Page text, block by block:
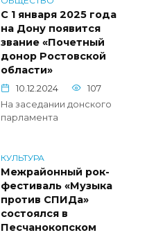
С 1 января 2025 года
на Дону появится
звание «Почетный
донор Ростовской
области»
10.12.2024
107
На заседании донского
парламента
КУЛЬТУРА
Межрайонный рок-
фестиваль «Музыка
против СПИДа»
состоялся в
Песчанокопском